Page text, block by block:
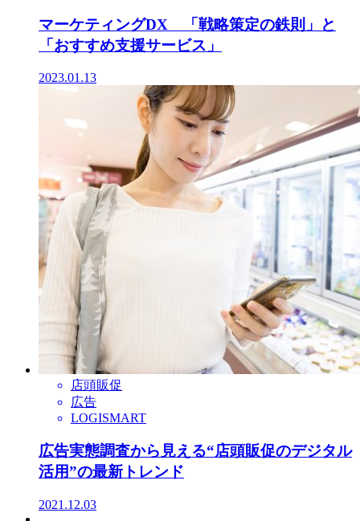
マーケティングDX 「戦略策定の鉄則」と
「おすすめ支援サービス」
2023.01.13
店頭販促
広告
LOGISMART
広告実態調査から見える“店頭販促のデジタル
活用”の最新トレンド
2021.12.03